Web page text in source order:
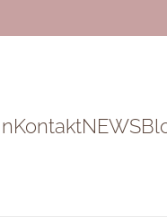
KontaktNEWS